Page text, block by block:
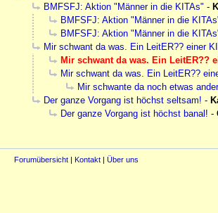
BMFSFJ: Aktion "Männer in die KITAs" -
BMFSFJ: Aktion "Männer in die
BMFSFJ: Aktion "Männer in die
Mir schwant da was. Ein LeitER?? einer
Mir schwant da was. Ein LeitER??
Mir schwant da was. Ein LeitER??
Mir schwante da noch etwas
Der ganze Vorgang ist höchst seltsam! -
Der ganze Vorgang ist höchst banal! -
Forumübersicht | Kontakt | Über uns